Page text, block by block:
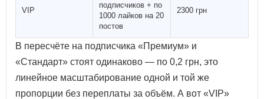
VIP
подписчиков + по
1000 лайков на 20
постов
2300 грн
В пересчёте на подписчика «Премиум» и
«Стандарт» стоят одинаково — по 0,2 грн, это
линейное масштабирование одной и той же
пропорции без переплаты за объём. А вот «VIP»